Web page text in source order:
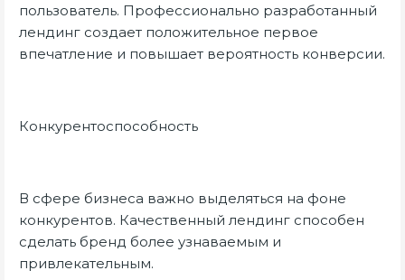
пользователь. Профессионально разработанный
лендинг создает положительное первое
впечатление и повышает вероятность конверсии.
Конкурентоспособность
В сфере бизнеса важно выделяться на фоне
конкурентов. Качественный лендинг способен
сделать бренд более узнаваемым и
привлекательным.